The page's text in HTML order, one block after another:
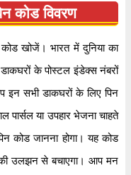
कोड विवरण
कोड खोजें। भारत में दुनिया का
के पोस्टल इंडेक्स नंबरों
सभी डाकघरों के लिए पिन
या उपहार भेजना चाहते
कोड जानना होगा। यह कोड
की उलझन से बचाएगा। आप मन